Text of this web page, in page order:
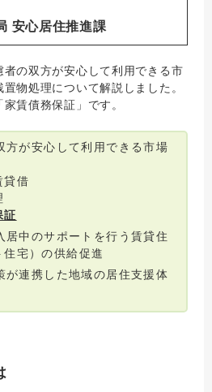
安心居住推進課
の双方が安心して利用できる市
物処理について解説しました。
賃債務保証」です。
が安心して利用できる市場
借
証
中のサポートを行う賃貸住
宅）の供給促進
連携した地域の居住支援体